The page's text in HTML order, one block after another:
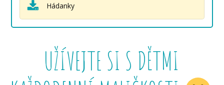
Hádanky
UŽÍVEJTE SI S DĚTMI